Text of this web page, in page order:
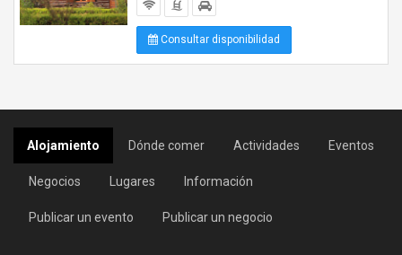
Consultar disponibilidad
Alojamiento Dónde comer Actividades Eventos
Negocios Lugares Información
Publicar un evento Publicar un negocio